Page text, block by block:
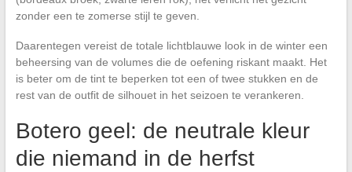
zonder een te zomerse stijl te geven.
Daarentegen vereist de totale lichtblauwe look in de winter een
beheersing van de volumes die de oefening riskant maakt. Het
is beter om de tint te beperken tot een of twee stukken en de
rest van de outfit de silhouet in het seizoen te verankeren.
Botero geel: de neutrale kleur
die niemand in de herfst